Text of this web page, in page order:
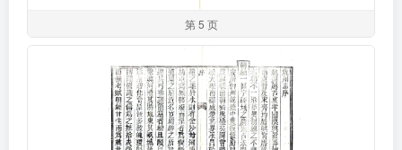
第 5 页